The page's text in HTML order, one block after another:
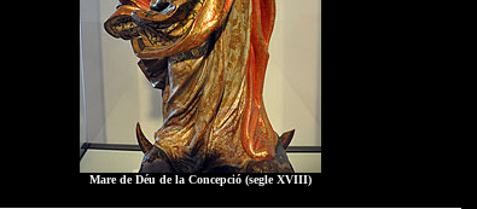
Mare de Déu de la Concepció (segle XVIII)